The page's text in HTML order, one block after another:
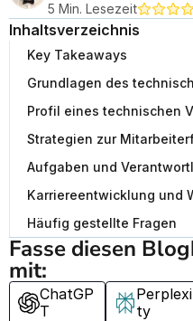
5 Min. Lesezeit
Inhaltsverzeichnis
Key Takeaways
Grundlagen des
Profil eines technischen
Strategien zur
Aufgaben und
Karriereentwicklung und
Häufig gestellte Fragen
Fasse diesen
mit:
ChatGP
T
Perplexi
ty